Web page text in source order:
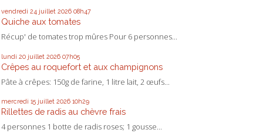
vendredi 24 juillet 2026 08h47
Quiche aux tomates
Récup' de tomates trop mûres Pour 6 personnes...
lundi 20 juillet 2026 07h05
Crêpes au roquefort et aux champignons
Pâte à crêpes: 150g de farine, 1 litre lait, 2 œufs...
mercredi 15 juillet 2026 10h29
Rillettes de radis au chèvre frais
4 personnes 1 botte de radis roses; 1 gousse...